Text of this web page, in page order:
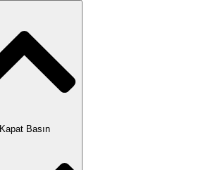
Kapat Basın